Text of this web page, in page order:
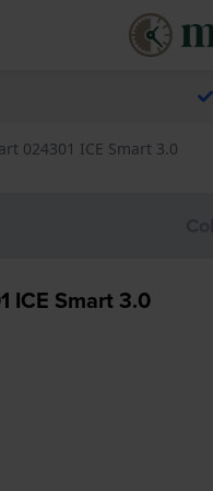
024301 ICE Smart 3.0
ICE Smart 3.0